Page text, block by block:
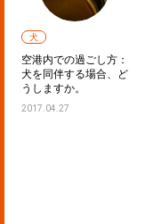
犬
空港内での過ごし方：
犬を同伴する場合、ど
うしますか。
2017.04.27